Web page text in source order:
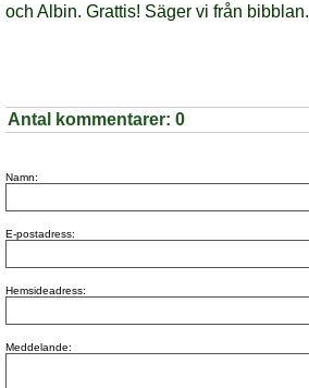
och Albin. Grattis! Säger vi från bibblan.
Antal kommentarer: 0
Namn:
E-postadress:
Hemsideadress:
Meddelande: